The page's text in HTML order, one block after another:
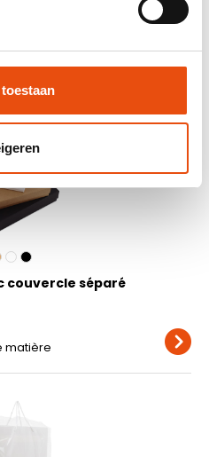
6 bouteilles de vin
couvercle séparé
matière